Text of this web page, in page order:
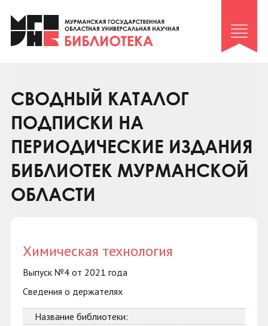
Клуб «Гиря и сельдерей»
Клуб «Семейный архив»
Коллегам
Контакты
СВОДНЫЙ КАТАЛОГ
ПОДПИСКИ НА
ПЕРИОДИЧЕСКИЕ ИЗДАНИЯ
БИБЛИОТЕК МУРМАНСКОЙ
ОБЛАСТИ
Химическая технология
Выпуск №4 от 2021 года
Сведения о держателях
Название библиотеки: